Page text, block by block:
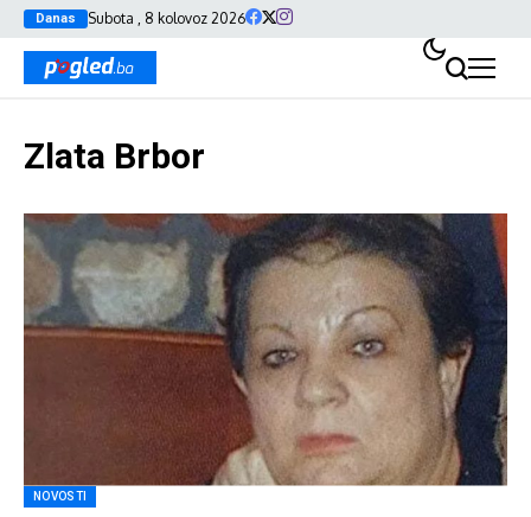
Danas Subota , 8 kolovoz 2026
Zlata Brbor
NOVOSTI